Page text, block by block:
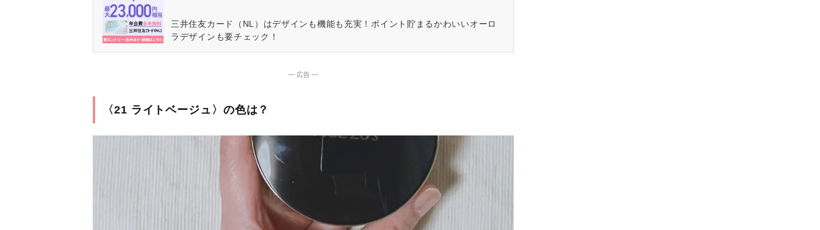
三井住友カード（NL）はデザインも機能も充実！ポイント貯まるかわいいオーロ
ラデザインも要チェック！
― 広告 ―
〈21 ライトベージュ〉の色は？